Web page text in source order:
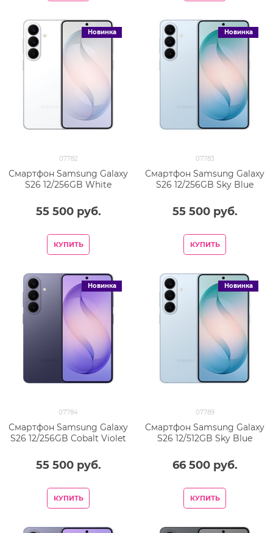
Новинка
07782
Смартфон Samsung Galaxy
S26 12/256GB White
55 500 руб.
КУПИТЬ
Новинка
07783
Смартфон Samsung Galaxy
S26 12/256GB Sky Blue
55 500 руб.
КУПИТЬ
Новинка
07784
Смартфон Samsung Galaxy
S26 12/256GB Cobalt Violet
55 500 руб.
КУПИТЬ
Новинка
07789
Смартфон Samsung Galaxy
S26 12/512GB Sky Blue
66 500 руб.
КУПИТЬ